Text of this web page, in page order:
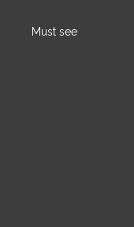
Must see